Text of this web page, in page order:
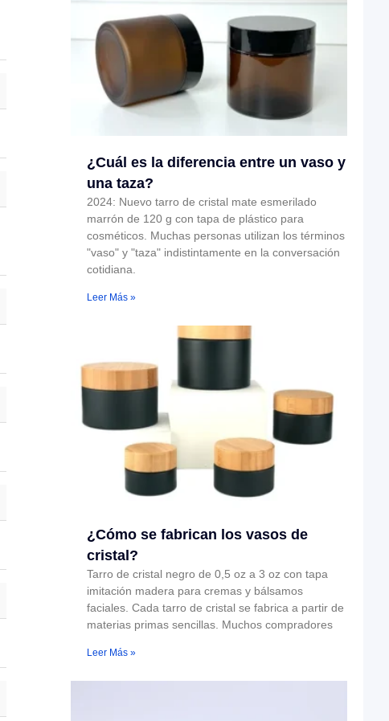
¿Cuál es la diferencia entre un vaso y
una taza?
2024: Nuevo tarro de cristal mate esmerilado
marrón de 120 g con tapa de plástico para
cosméticos. Muchas personas utilizan los términos
"vaso" y "taza" indistintamente en la conversación
cotidiana.
Leer Más »
¿Cómo se fabrican los vasos de
cristal?
Tarro de cristal negro de 0,5 oz a 3 oz con tapa
imitación madera para cremas y bálsamos
faciales. Cada tarro de cristal se fabrica a partir de
materias primas sencillas. Muchos compradores
Leer Más »